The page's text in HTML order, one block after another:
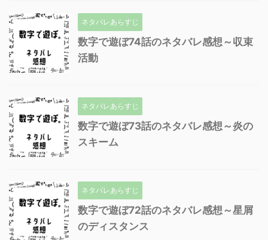
ネタバレあらすじ
数字で遊ぼ74話のネタバレ感想～収束
活動
ネタバレあらすじ
数字で遊ぼ73話のネタバレ感想～炎の
スキーム
ネタバレあらすじ
数字で遊ぼ72話のネタバレ感想～星屑
のディスタンス